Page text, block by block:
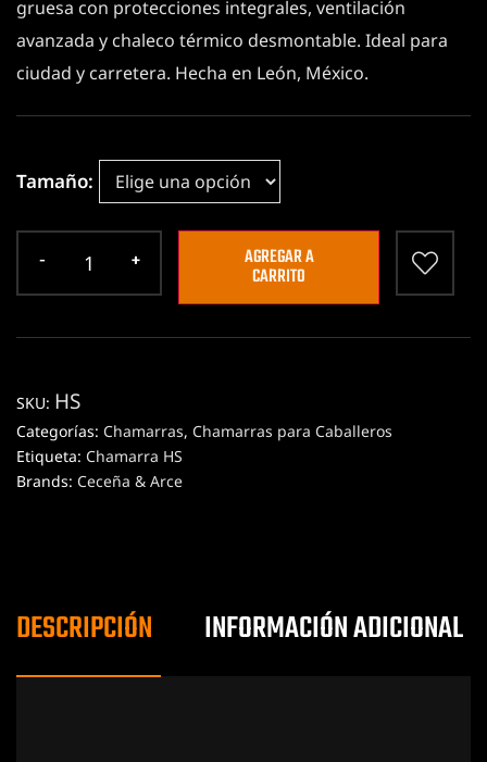
gruesa con protecciones integrales, ventilación
avanzada y chaleco térmico desmontable. Ideal para
ciudad y carretera. Hecha en León, México.
Tamaño
AGREGAR A
CARRITO
SKU: HS
Categorías: Chamarras, Chamarras para Caballeros
Etiqueta: Chamarra HS
Brands: Ceceña & Arce
DESCRIPCIÓN INFORMACIÓN ADICIONAL